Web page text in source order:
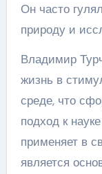
Он часто
природу и
Владимир
жизнь в
среде, что
подход к
применяет в
является